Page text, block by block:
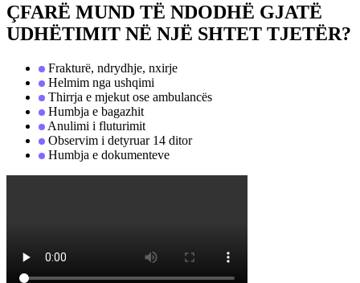
ÇFARË MUND TË NDODHË GJATË
UDHËTIMIT NË NJË SHTET TJETËR?
Frakturë, ndrydhje, nxirje
Helmim nga ushqimi
Thirrja e mjekut ose ambulancës
Humbja e bagazhit
Anulimi i fluturimit
Observim i detyruar 14 ditor
Humbja e dokumenteve